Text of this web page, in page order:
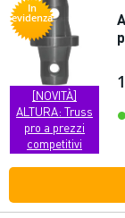
In
evidenza
[NOVITÀ]
ALTURA: Truss
pro a prezzi
competitivi